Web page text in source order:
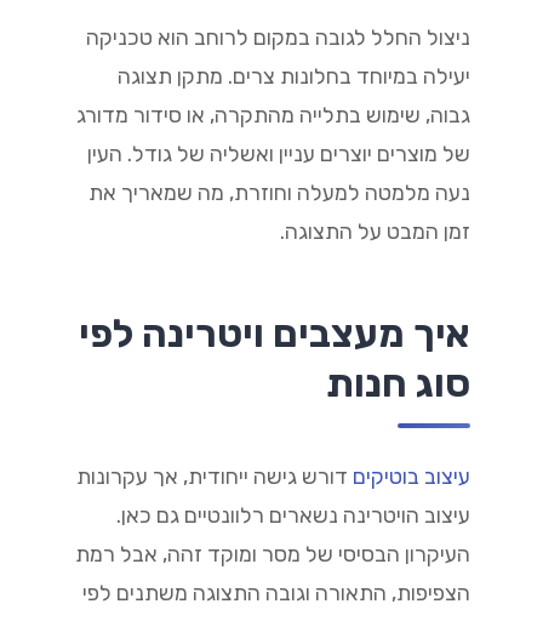
ניצול החלל לגובה במקום לרוחב הוא טכניקה
יעילה במיוחד בחלונות צרים. מתקן תצוגה
גבוה, שימוש בתלייה מהתקרה, או סידור מדורג
של מוצרים יוצרים עניין ואשליה של גודל. העין
נעה מלמטה למעלה וחוזרת, מה שמאריך את
זמן המבט על התצוגה.
איך מעצבים ויטרינה לפי
סוג חנות
עיצוב בוטיקים דורש גישה ייחודית, אך עקרונות
עיצוב הויטרינה נשארים רלוונטיים גם כאן.
העיקרון הבסיסי של מסר ומוקד זהה, אבל רמת
הצפיפות, התאורה וגובה התצוגה משתנים לפי